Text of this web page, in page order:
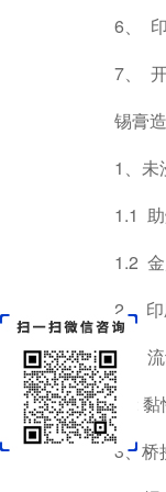
6、
7、
锡膏
1、未
1.1
1.2
2. 印
2.1
2.2 黏
3、桥